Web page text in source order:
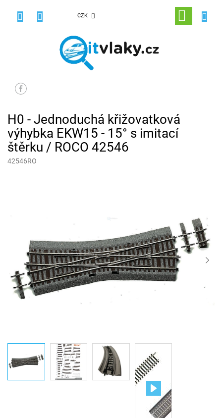
CZK
NÁKUPNÍ
KOŠÍK
H0 - Jednoduchá křižovatková
výhybka EKW15 - 15° s imitací
štěrku / ROCO 42546
42546RO